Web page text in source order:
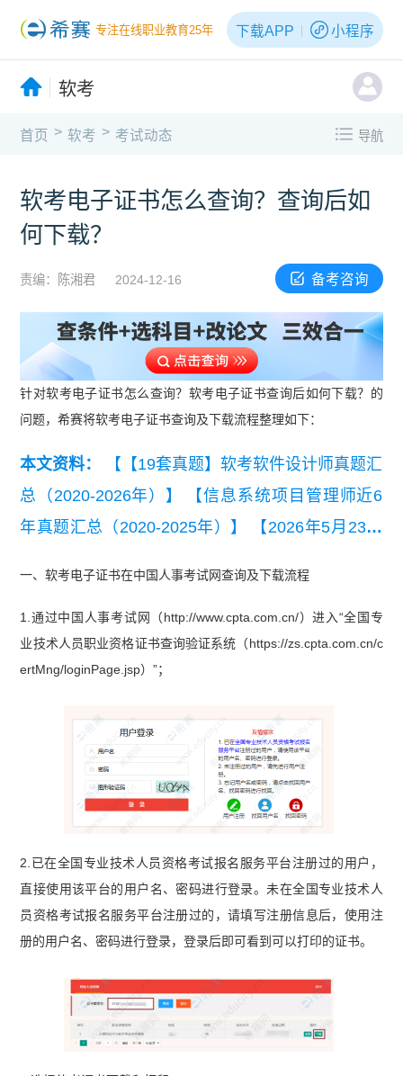
专注在线职业教育25年 下载APP 小程序
软考
首页 > 软考 > 考试动态 导航
软考电子证书怎么查询？查询后如
何下载？
责编：陈湘君 2024-12-16 备考咨询
针对软考电子证书怎么查询？软考电子证书查询后如何下载？的
问题，希赛将软考电子证书查询及下载流程整理如下：
本文资料：
【【19套真题】软考软件设计师真题汇
总（2020-2026年）】
【信息系统项目管理师近6
年真题汇总（2020-2025年）】
【2026年5月23日
年下半年软件设计师考试基础知识真题答案版】
一、软考电子证书在中国人事考试网查询及下载流程
1.通过中国人事考试网（http://www.cpta.com.cn/）进入“全国专
业技术人员职业资格证书查询验证系统（https://zs.cpta.com.cn/c
ertMng/loginPage.jsp）”；
2.已在全国专业技术人员资格考试报名服务平台注册过的用户，
直接使用该平台的用户名、密码进行登录。未在全国专业技术人
员资格考试报名服务平台注册过的，请填写注册信息后，使用注
册的用户名、密码进行登录，登录后即可看到可以打印的证书。